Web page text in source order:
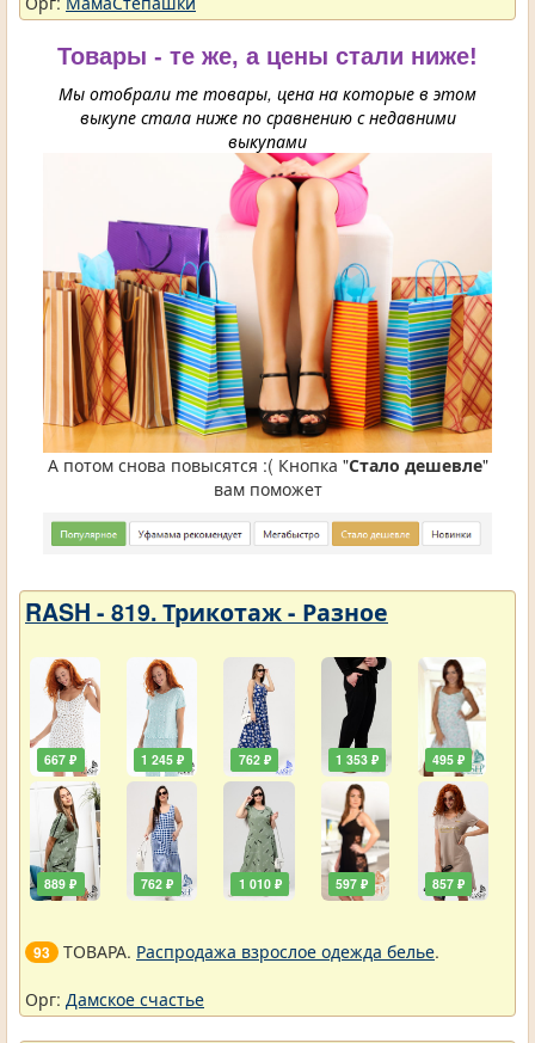
Товары - те же, а цены стали ниже!
Мы отобрали те товары, цена на которые в этом
выкупе стала ниже по сравнению с недавними
выкупами
А потом снова повысятся :( Кнопка "Стало дешевле"
вам поможет
RASH - 819. Трикотаж - Разное
667 ₽
889 ₽
1 245 ₽
762 ₽
762 ₽
1 010 ₽
1 353 ₽
597 ₽
495 ₽
857 ₽
93 ТОВАРА. Распродажа взрослое одежда белье.
Орг: Дамское счастье